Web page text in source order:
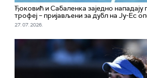
Ђоковић и Сабаленка заједно нападају
трофеј – пријављени за дубл на Ју-Ес
27. 07. 2026.